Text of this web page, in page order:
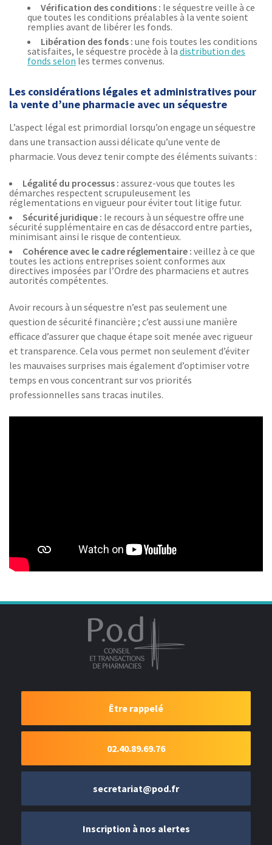
Vérification des conditions : le séquestre veille à ce
que toutes les conditions préalables à la vente soient
remplies avant de libérer les fonds.
Libération des fonds : une fois toutes les conditions
satisfaites, le séquestre procède à la distribution des
fonds selon les termes convenus.
Les considérations légales et administratives pour
la vente d’une pharmacie avec un séquestre
L’aspect légal est primordial lorsqu’on engage un séquestre
dans une transaction aussi délicate qu’une vente de
pharmacie. Vous devez tenir compte des éléments suivants :
Légalité du processus : assurez-vous que toutes les
démarches respectent scrupuleusement les
réglementations en vigueur pour éviter tout litige futur.
Sécurité juridique : le recours à un séquestre offre une
sécurité supplémentaire en cas de désaccord entre parties,
minimisant ainsi le risque de contentieux.
Cohérence avec le cadre réglementaire : veillez à ce que
toutes les actions entreprises soient conformes aux
directives imposées par l’Ordre des pharmaciens et autres
autorités compétentes.
Avoir recours à un séquestre n’est pas seulement une
question de sécurité financière ; c’est aussi une manière
efficace d’assurer que chaque étape soit menée avec rigueur
et transparence. Cela vous permet non seulement d’éviter
les mauvaises surprises mais également d’optimiser votre
temps en vous concentrant sur vos priorités
professionnelles sans tracas inutiles.
Être rappelé
02.40.89.69.76
secretariat@pod.fr
Inscription à nos alertes